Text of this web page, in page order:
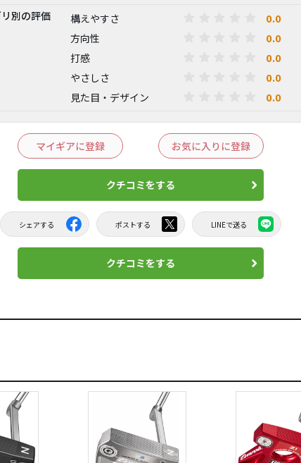
別の評価
構えやすさ 0.0
方向性 0.0
打感 0.0
やさしさ 0.0
見た目・デザイン 0.0
マイギアに登録 お気に入りに登録
クチコミをする
シェアする ポストする LINEで送る
クチコミをする